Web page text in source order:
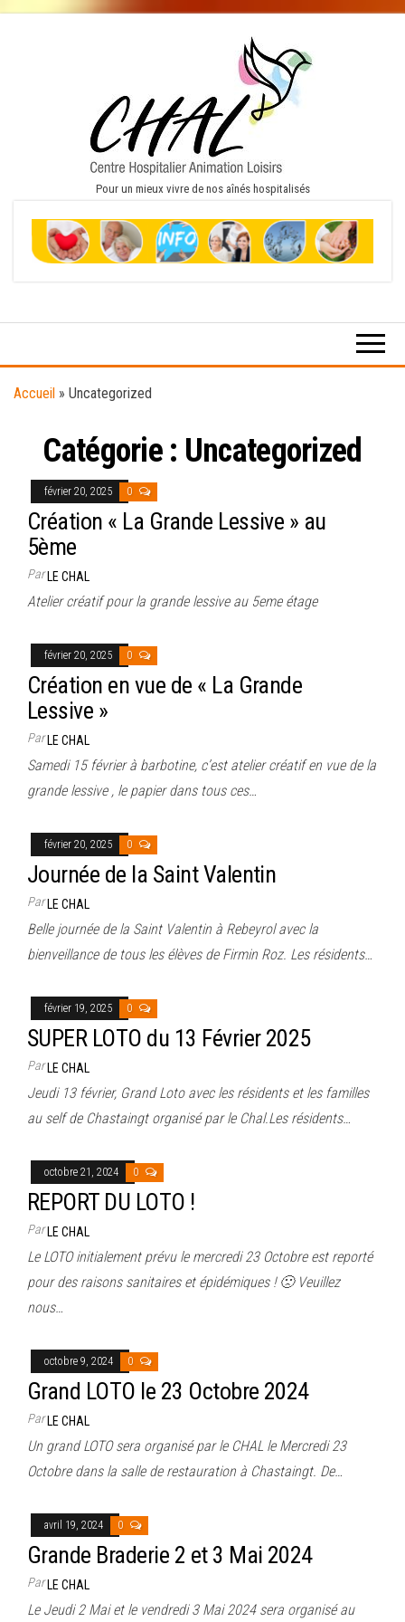
Pour un mieux vivre de nos aînés hospitalisés
Accueil » Uncategorized
Catégorie : Uncategorized
février 20, 2025 0
Création « La Grande Lessive » au
5ème
ParLE CHAL
Atelier créatif pour la grande lessive au 5eme étage
février 20, 2025 0
Création en vue de « La Grande
Lessive »
ParLE CHAL
Samedi 15 février à barbotine, c’est atelier créatif en vue de la
grande lessive , le papier dans tous ces…
février 20, 2025 0
Journée de la Saint Valentin
ParLE CHAL
Belle journée de la Saint Valentin à Rebeyrol avec la
bienveillance de tous les élèves de Firmin Roz. Les résidents…
février 19, 2025 0
SUPER LOTO du 13 Février 2025
ParLE CHAL
Jeudi 13 février, Grand Loto avec les résidents et les familles
au self de Chastaingt organisé par le Chal.Les résidents…
octobre 21, 2024 0
REPORT DU LOTO !
ParLE CHAL
Le LOTO initialement prévu le mercredi 23 Octobre est reporté
pour des raisons sanitaires et épidémiques ! 🙁 Veuillez
nous…
octobre 9, 2024 0
Grand LOTO le 23 Octobre 2024
ParLE CHAL
Un grand LOTO sera organisé par le CHAL le Mercredi 23
Octobre dans la salle de restauration à Chastaingt. De…
avril 19, 2024 0
Grande Braderie 2 et 3 Mai 2024
ParLE CHAL
Le Jeudi 2 Mai et le vendredi 3 Mai 2024 sera organisé au